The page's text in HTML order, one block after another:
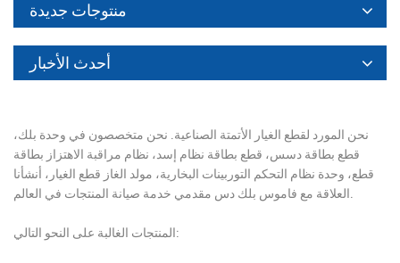
منتوجات جديدة
أحدث الأخبار
نحن المورد لقطع الغيار الأتمتة الصناعية. نحن متخصصون في وحدة بلك،
قطع بطاقة دسس، قطع بطاقة نظام إسد، نظام مراقبة الاهتزاز بطاقة
قطع، وحدة نظام التحكم التوربينات البخارية، مولد الغاز قطع الغيار، أنشأنا
المنتجات الغالبة على النحو التالي: